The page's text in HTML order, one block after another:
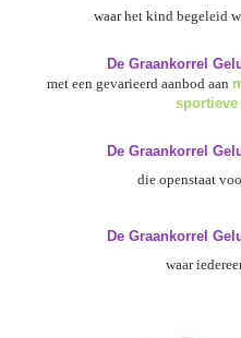
waar het kind begeleid
De Graankorrel
met een gevarieerd aanbod aan
sportieve
De Graankorrel
die openstaat
De Graankorrel
waar